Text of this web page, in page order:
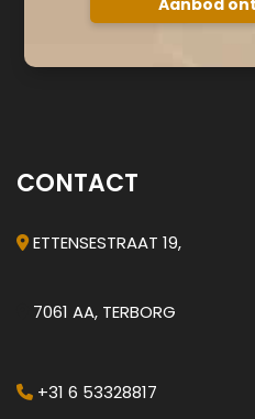
CONTACT
ETTENSESTRAAT 19,
7061 AA, TERBORG
+31 6 53328817